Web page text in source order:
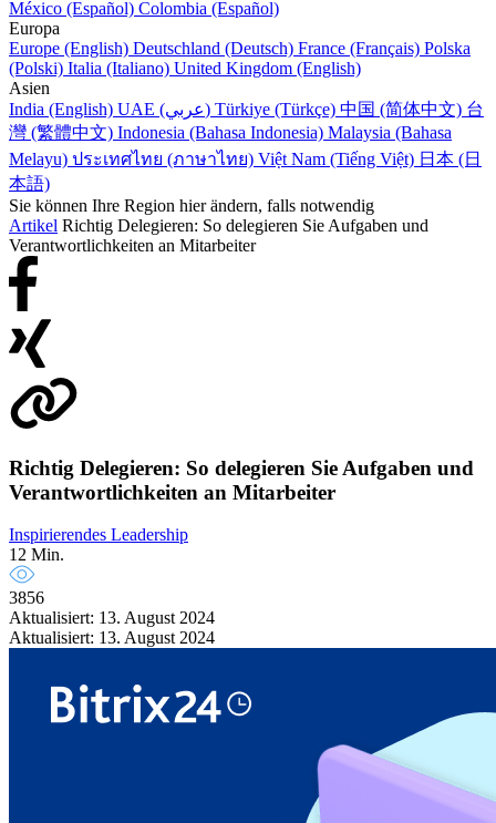
México (Español) Colombia (Español)
Europa
Europe (English) Deutschland (Deutsch) France (Français) Polska
(Polski) Italia (Italiano) United Kingdom (English)
Asien
India (English)
UAE (عربي) Türkiye (Türkçe) 中国 (简体中文) 台
灣 (繁體中文) Indonesia (Bahasa Indonesia) Malaysia (Bahasa
Melayu) ประเทศไทย (ภาษาไทย) Việt Nam (Tiếng Việt) 日本 (日
本語)
Sie können Ihre Region hier ändern, falls notwendig
Artikel Richtig Delegieren: So delegieren Sie Aufgaben und
Verantwortlichkeiten an Mitarbeiter
Richtig Delegieren: So delegieren Sie Aufgaben und
Verantwortlichkeiten an Mitarbeiter
Inspirierendes Leadership
12 Min.
3856
Aktualisiert: 13. August 2024
Aktualisiert: 13. August 2024